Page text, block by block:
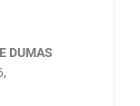
DUMAS